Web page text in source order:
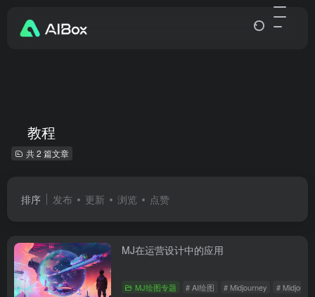
教程
共 2 篇文章
排序 发布 更新 浏览 点赞
MJ在运营设计中的应用
MJ绘图专题 # AI绘图 # Midjourney #